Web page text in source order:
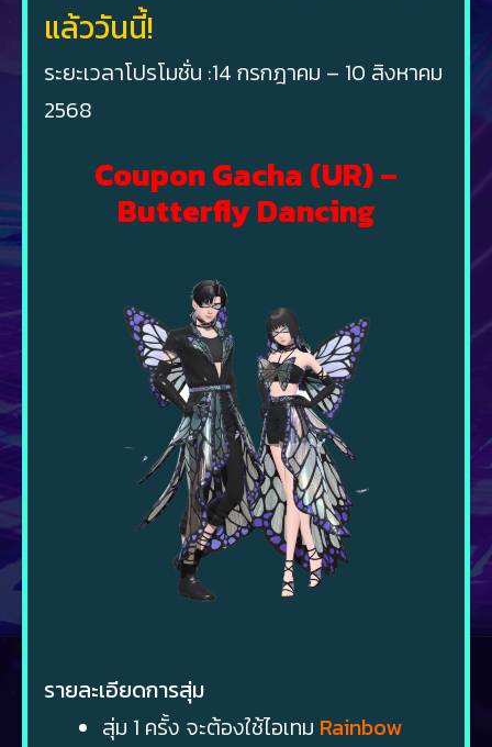
แล้ววันนี้!
ระยะเวลาโปรโมชั่น :14 กรกฎาคม – 10 สิงหาคม
2568
Coupon Gacha (UR) –
Butterfly Dancing
รายละเอียดการสุ่ม
สุ่ม 1 ครั้ง จะต้องใช้ไอเทม Rainbow